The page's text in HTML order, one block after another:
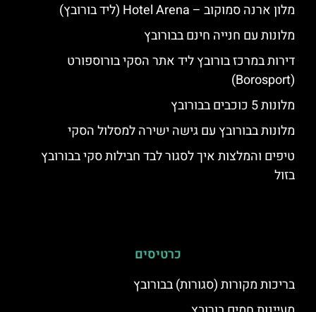
מלון ארנה סמוקוב – Hotel Arena (ליד בורובץ)
מלונות עם חנייה חינם בבורובץ
דירות במרכז בורובץ ליד אתר הסקי בורוספורט
(Borosport)
מלונות 5 כוכבים בבורובץ
מלונות בבורובץ עם גישה ישירה למסלול הסקי
טיפים והמלצות איך לסגור לבד חבילות סקי בבורובץ
בזול
כרטיסים
בריכות מקורות (סגורות) בבורובץ